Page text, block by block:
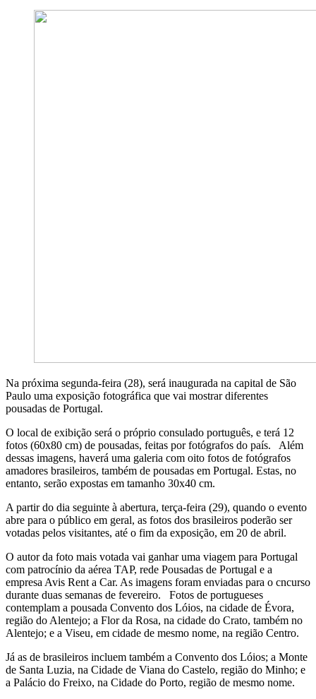
Na próxima segunda-feira (28), será inaugurada na capital de São
Paulo uma exposição fotográfica que vai mostrar diferentes
pousadas de Portugal.
O local de exibição será o próprio consulado português, e terá 12
fotos (60x80 cm) de pousadas, feitas por fotógrafos do país. Além
dessas imagens, haverá uma galeria com oito fotos de fotógrafos
amadores brasileiros, também de pousadas em Portugal. Estas, no
entanto, serão expostas em tamanho 30x40 cm.
A partir do dia seguinte à abertura, terça-feira (29), quando o evento
abre para o público em geral, as fotos dos brasileiros poderão ser
votadas pelos visitantes, até o fim da exposição, em 20 de abril.
O autor da foto mais votada vai ganhar uma viagem para Portugal
com patrocínio da aérea TAP, rede Pousadas de Portugal e a
empresa Avis Rent a Car. As imagens foram enviadas para o cncurso
durante duas semanas de fevereiro. Fotos de portugueses
contemplam a pousada Convento dos Lóios, na cidade de Évora,
região do Alentejo; a Flor da Rosa, na cidade do Crato, também no
Alentejo; e a Viseu, em cidade de mesmo nome, na região Centro.
Já as de brasileiros incluem também a Convento dos Lóios; a Monte
de Santa Luzia, na Cidade de Viana do Castelo, região do Minho; e
a Palácio do Freixo, na Cidade do Porto, região de mesmo nome.